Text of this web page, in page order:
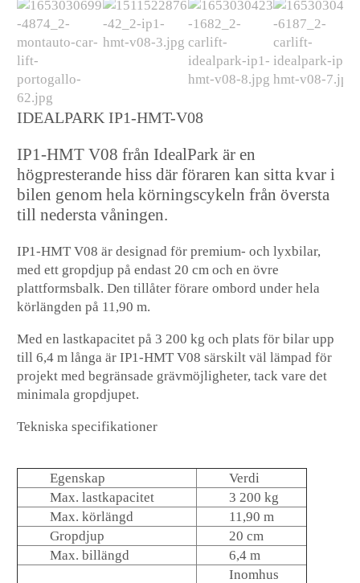
IDEALPARK IP1-HMT-V08
IP1-HMT V08 från IdealPark är en
högpresterande hiss där föraren kan sitta kvar i
bilen genom hela körningscykeln från översta
till nedersta våningen.
IP1-HMT V08 är designad för premium- och lyxbilar,
med ett gropdjup på endast 20 cm och en övre
plattformsbalk. Den tillåter förare ombord under hela
körlängden på 11,90 m.
Med en lastkapacitet på 3 200 kg och plats för bilar upp
till 6,4 m långa är IP1-HMT V08 särskilt väl lämpad för
projekt med begränsade grävmöjligheter, tack vare det
minimala gropdjupet.
Tekniska specifikationer
Egenskap
Verdi
Max. lastkapacitet
3 200 kg
Max. körlängd
11,90 m
Gropdjup
20 cm
Max. billängd
6,4 m
Inomhus